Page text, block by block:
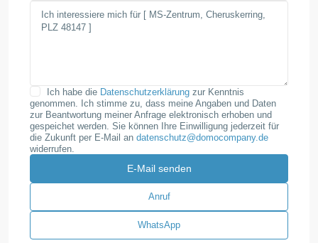
Ich habe die Datenschutzerklärung zur Kenntnis
genommen. Ich stimme zu, dass meine Angaben und Daten
zur Beantwortung meiner Anfrage elektronisch erhoben und
gespeichet werden. Sie können Ihre Einwilligung jederzeit für
die Zukunft per E-Mail an datenschutz@domocompany.de
widerrufen.
Anruf
WhatsApp